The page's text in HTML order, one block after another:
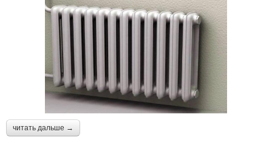
читать дальше →